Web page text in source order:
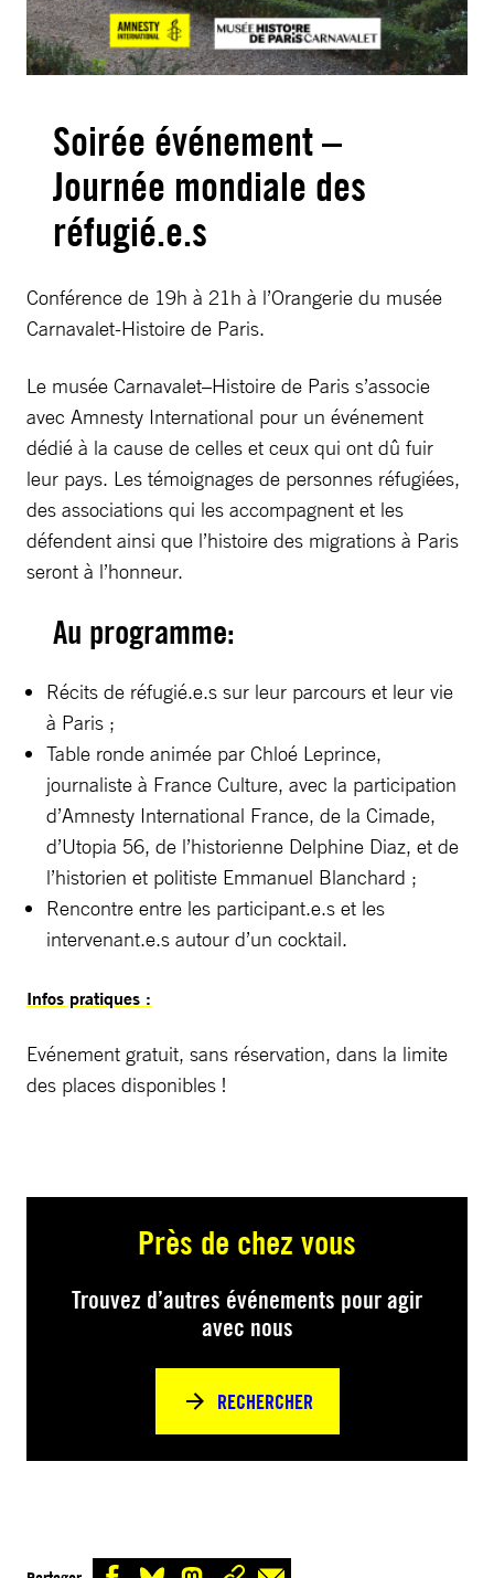
Soirée événement –
Journée mondiale des
réfugié.e.s
Conférence de 19h à 21h à l’Orangerie du musée
Carnavalet-Histoire de Paris.
Le musée Carnavalet–Histoire de Paris s’associe
avec Amnesty International pour un événement
dédié à la cause de celles et ceux qui ont dû fuir
leur pays. Les témoignages de personnes réfugiées,
des associations qui les accompagnent et les
défendent ainsi que l’histoire des migrations à Paris
seront à l’honneur.
Au programme:
Récits de réfugié.e.s sur leur parcours et leur vie
à Paris ;
Table ronde animée par Chloé Leprince,
journaliste à France Culture, avec la participation
d’Amnesty International France, de la Cimade,
d’Utopia 56, de l’historienne Delphine Diaz, et de
l’historien et politiste Emmanuel Blanchard ;
Rencontre entre les participant.e.s et les
intervenant.e.s autour d’un cocktail.
Infos pratiques :
Evénement gratuit, sans réservation, dans la limite
des places disponibles !
Près de chez vous
Trouvez d’autres événements pour agir
avec nous
RECHERCHER